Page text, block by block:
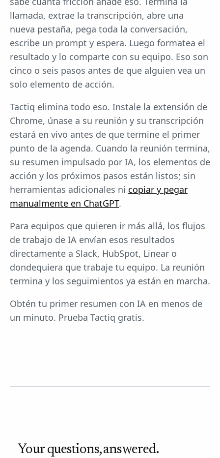
llamada, extrae la transcripción, abre una
nueva pestaña, pega toda la conversación,
escribe un prompt y espera. Luego formatea el
resultado y lo comparte con su equipo. Eso son
cinco o seis pasos antes de que alguien vea un
solo elemento de acción.
Tactiq elimina todo eso. Instale la extensión de
Chrome, únase a su reunión y su transcripción
estará en vivo antes de que termine el primer
punto de la agenda. Cuando la reunión termina,
su resumen impulsado por IA, los elementos de
acción y los próximos pasos están listos; sin
herramientas adicionales ni copiar y pegar
manualmente en ChatGPT.
Para equipos que quieren ir más allá, los flujos
de trabajo de IA envían esos resultados
directamente a Slack, HubSpot, Linear o
dondequiera que trabaje tu equipo. La reunión
termina y los seguimientos ya están en marcha.
Obtén tu primer resumen con IA en menos de
un minuto. Prueba Tactiq gratis.
Your questions, answered.